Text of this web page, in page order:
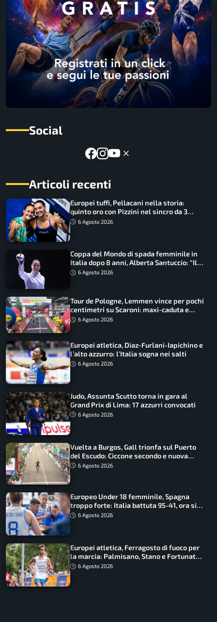
Social
Articoli recenti
Europei tuffi, Pellacani nella storia:
quinto oro con Pizzini nel sincro da 3
metri
6 Agosto 2026
Coppa del Mondo di spada femminile in
Italia dopo 8 anni, Alberta Santuccio: “Il
lavoro dà sempre i suoi frutti”
6 Agosto 2026
Tour de Pologne, Lemmen vince per pochi
centimetri su Scaroni: maxi-caduta e
tappa accorciata
6 Agosto 2026
Europei atletica, Diaz-Furlani-Iapichino e
l’alto azzurro: l’Italia sogna nei salti
6 Agosto 2026
Judo, Assunta Scutto torna in gara al
Grand Prix di Lima: 17 azzurri convocati
6 Agosto 2026
Vuelta a Burgos, Gall trionfa sul Puerto
del Escudo: Ciccone secondo e nuova
maglia di leader
6 Agosto 2026
Europeo Under 18 femminile, Spagna
troppo forte: Italia battuta 95-41, ora si
gioca il Mondiale
6 Agosto 2026
Europei atletica, Ferragosto di fuoco per
la marcia: Palmisano, Stano e Fortunato
guidano l’Italia
6 Agosto 2026